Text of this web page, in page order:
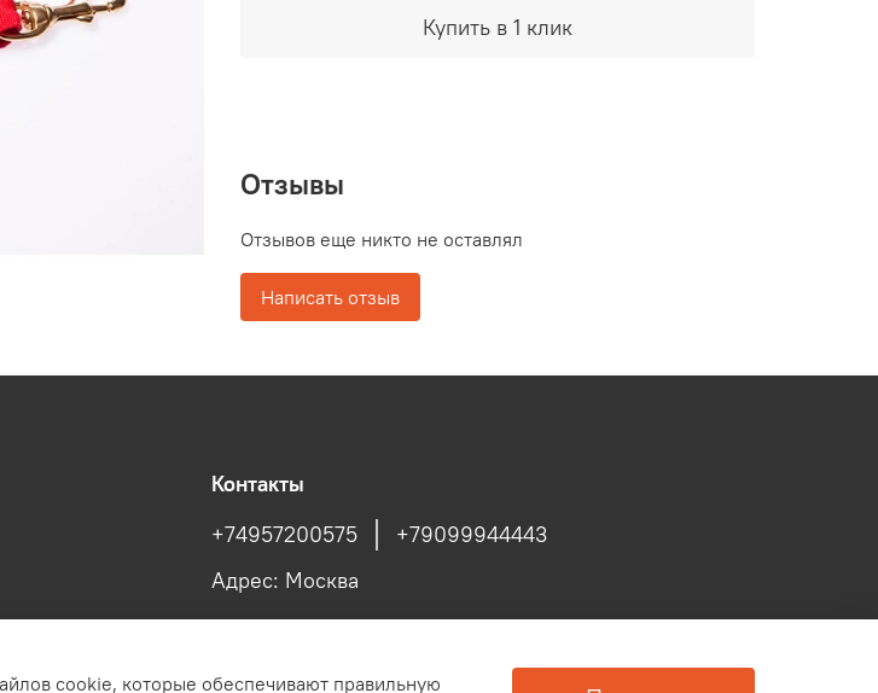
Купить в 1 клик
Отзывы
Отзывов еще никто не оставлял
Написать отзыв
Контакты
+74957200575
+79099944443
Адрес: Москва
cookie, которые обеспечивают правильную